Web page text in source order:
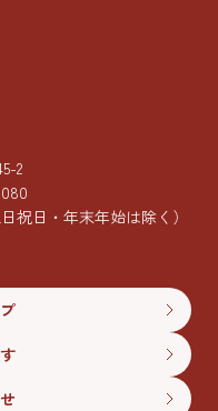
2
日祝日・年末年始は除く）